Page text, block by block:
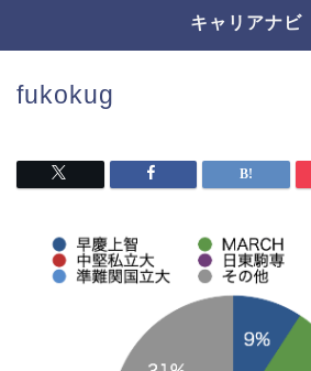
キャリアナビ
fukokug